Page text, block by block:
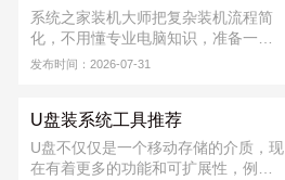
成重装。软件从下载到安装完成，不
收取任何费用！若安装出现问题，可
822317920，寻求技术支持。
系统之家装机大师把复杂装机流程简
化，不用懂专业电脑知识，准备一个
8G 以上 U 盘就能搞定。不管是电脑正
安装完成，不收取任何费用！若安装
出现问题，可联系系统之家装机大师
官方 QQ 群：822317920，寻求技术
发布时间：2026-07-31
U盘装系统工具推荐
U盘不仅仅是一个移动存储的介质，现
在有着更多的功能和可扩展性，例如